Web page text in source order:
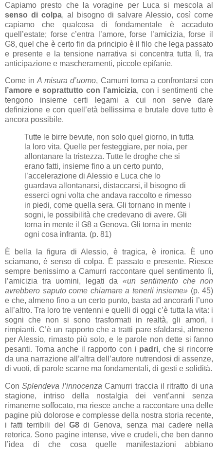
Capiamo presto che la voragine per Luca si mescola al
senso di colpa, al bisogno di salvare Alessio, così come
capiamo che qualcosa di fondamentale è accaduto
quell’estate; forse c’entra l’amore, forse l’amicizia, forse il
G8, quel che è certo fin da principio è il filo che lega passato
e presente e la tensione narrativa si concentra tutta lì, tra
anticipazione e mascheramenti, piccole epifanie.
Come inA misura d’uomo, Camurri torna a confrontarsi con
l’amore e soprattutto con l’amicizia, con i sentimenti che
tengono insieme certi legami a cui non serve dare
definizione e con quell’età bellissima e brutale dove tutto è
ancora possibile.
Tutte le birre bevute, non solo quel giorno, in tutta
la loro vita. Quelle per festeggiare, per noia, per
allontanare la tristezza. Tutte le droghe che si
erano fatti, insieme fino a un certo punto,
l’accelerazione di Alessio e Luca che lo
guardava allontanarsi, distaccarsi, il bisogno di
esserci ogni volta che andava raccolto e rimesso
in piedi, come quella sera. Gli tornano in mente i
sogni, le possibilità che credevano di avere. Gli
torna in mente il G8 a Genova. Gli torna in mente
ogni cosa infranta. (p. 81)
È bella la figura di Alessio, è tragica, è ironica. È uno
sciamano, è senso di colpa. È passato e presente. Riesce
sempre benissimo a Camurri raccontare quel sentimento lì,
l’amicizia tra uomini, legati da «un sentimento che non
avrebbero saputo come chiamare a tenerli insieme» (p. 45)
e che, almeno fino a un certo punto, basta ad ancorarli l’uno
all’altro. Tra loro tre ventenni e quelli di oggi c’è tutta la vita: i
sogni che non si sono trasformati in realtà, gli amori, i
rimpianti. C’è un rapporto che a tratti pare sfaldarsi, almeno
per Alessio, rimasto più solo, e le parole non dette si fanno
pesanti. Torna anche il rapporto con i padri, che si rincorre
da una narrazione all’altra dell’autore nutrendosi di assenze,
di vuoti, di parole scarne ma fondamentali, di gesti e solidità.
ConSplendeva l’innocenza Camurri traccia il ritratto di una
stagione, intriso della nostalgia dei vent’anni senza
rimanerne soffocato, ma riesce anche a raccontare una delle
pagine più dolorose e complesse della nostra storia recente,
i fatti terribili del G8di Genova, senza mai cadere nella
retorica. Sono pagine intense, vive e crudeli, che ben danno
l’idea di che cosa quelle manifestazioni abbiano